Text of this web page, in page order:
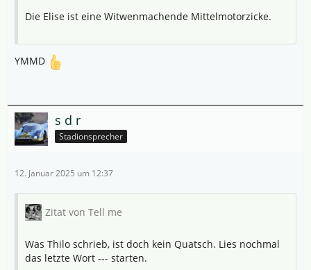
Die Elise ist eine Witwenmachende Mittelmotorzicke.
YMMD
s d r
Stadionsprecher
12. Januar 2025 um 12:37
Zitat von Tell me
Was Thilo schrieb, ist doch kein Quatsch. Lies nochmal
das letzte Wort --- starten.